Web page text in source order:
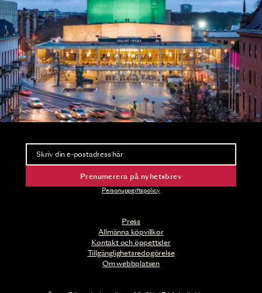
Press
Allmänna köpvillkor
Kontakt och öppettider
Tillgänglighetsredogörelse
Om webbplatsen
Nyhetsbrev
Ta del av förhandsinformation och biljettsläpp.
Prenumerera på nyhetsbrev
Personuppgiftspolicy